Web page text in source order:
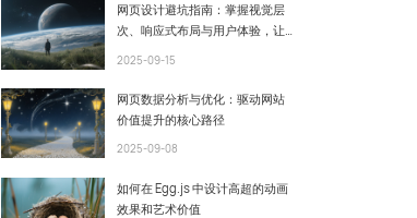
网页设计避坑指南：掌握视觉层
次、响应式布局与用户体验，让
2025-09-15
网页数据分析与优化：驱动网站
价值提升的核心路径
2025-09-08
如何在 Egg.js 中设计高超的动画
效果和艺术价值